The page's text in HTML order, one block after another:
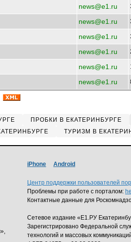
news@e1.ru
news@e1.ru
news@e1.ru
news@e1.ru
news@e1.ru
news@e1.ru
ПРОБКИ В ЕКАТЕРИНБУРГЕ
ТУРИЗМ В
iPhone Android
Центр поддержки пользователей
Проблемы при работе с порталом:
Контактные данные для
Сетевое издание «Е1.РУ
Зарегистрировано Федеральной
технологий и массовых